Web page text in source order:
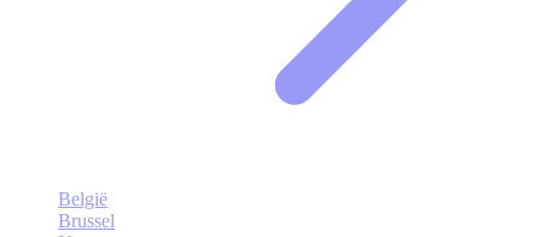
België
Brussel